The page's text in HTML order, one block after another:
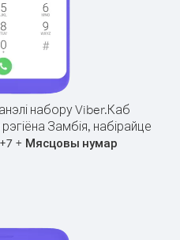
набору Viber.Каб
рэгіёна Замбія, набірайце
+7 + Мясцовы нумар